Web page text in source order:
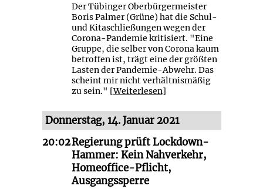
Der Tübinger Oberbürgermeister
Boris Palmer (Grüne) hat die Schul-
und Kitaschließungen wegen der
Corona-Pandemie kritisiert. "Eine
Gruppe, die selber von Corona kaum
betroffen ist, trägt eine der größten
Lasten der Pandemie-Abwehr. Das
scheint mir nicht verhältnismäßig
zu sein." [Weiterlesen]
Donnerstag, 14. Januar 2021
20:02Regierung prüft Lockdown-
Hammer: Kein Nahverkehr,
Homeoffice-Pflicht,
Ausgangssperre